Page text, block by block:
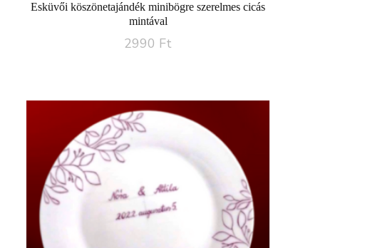
Esküvői köszönetajándék minibögre szerelmes cicás
mintával
2990 Ft